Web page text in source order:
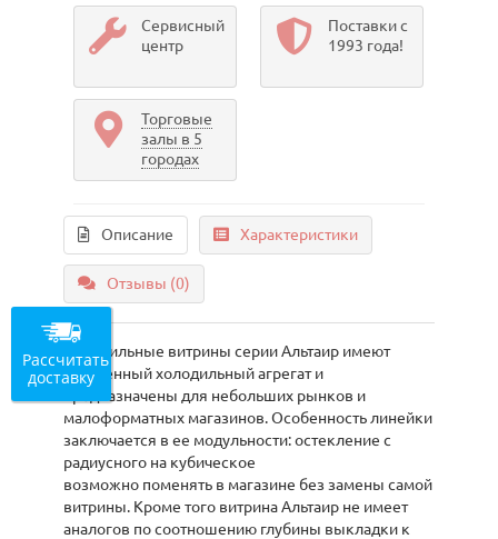
Сервисный
центр
Поставки с
1993 года!
Торговые
залы в 5
городах
Описание Характеристики
Отзывы (0)
Холодильные витрины серии Альтаир имеют
встроенный холодильный агрегат и
предназначены для небольших рынков и
малоформатных магазинов. Особенность линейки
заключается в ее модульности: остекление с
радиусного на кубическое
возможно поменять в магазине без замены самой
витрины. Кроме того витрина Альтаир не имеет
аналогов по соотношению глубины выкладки к
Рассчитать
доставку